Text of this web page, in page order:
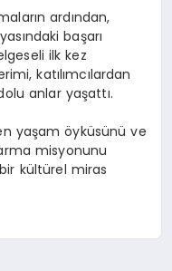
ardından,
başarı
ilk kez
katılımcılardan
anlar yaşattı.
yaşamöyküsünü ve
misyonunu
kültürel miras